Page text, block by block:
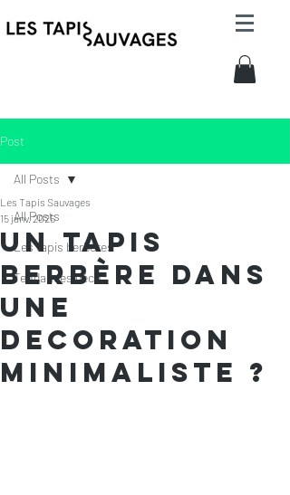
Post
All Posts
Les tapis berbères
Tendances déco
All Posts
Un tapis
berbère dans
une
decoration
minimaliste ?
Les Tapis Sauvages
15 janv. 2025